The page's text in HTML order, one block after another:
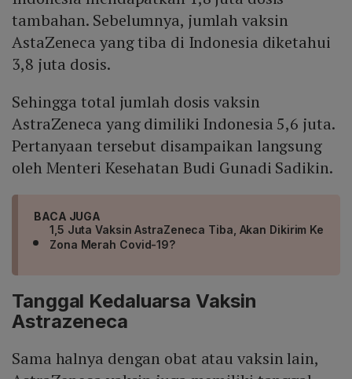
tambahan. Sebelumnya, jumlah vaksin
AstaZeneca yang tiba di Indonesia diketahui
3,8 juta dosis.
Sehingga total jumlah dosis vaksin
AstraZeneca yang dimiliki Indonesia 5,6 juta.
Pertanyaan tersebut disampaikan langsung
oleh Menteri Kesehatan Budi Gunadi Sadikin.
BACA JUGA
1,5 Juta Vaksin AstraZeneca Tiba, Akan Dikirim Ke
Zona Merah Covid-19?
Tanggal Kedaluarsa Vaksin
Astrazeneca
Sama halnya dengan obat atau vaksin lain,